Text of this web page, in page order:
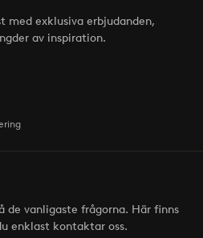
med exklusiva erbjudanden,
av inspiration.
de vanligaste frågorna. Här finns
enklast kontaktar oss.